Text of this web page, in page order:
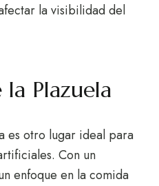
la visibilidad del
Plazuela
es otro lugar ideal para
Con un
enfoque en la comida